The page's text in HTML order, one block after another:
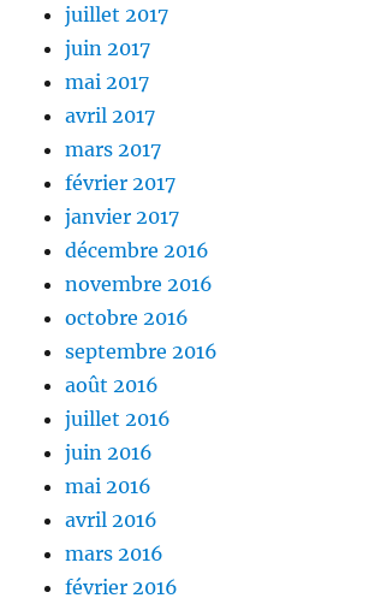
juillet 2017
juin 2017
mai 2017
avril 2017
mars 2017
février 2017
janvier 2017
décembre 2016
novembre 2016
octobre 2016
septembre 2016
août 2016
juillet 2016
juin 2016
mai 2016
avril 2016
mars 2016
février 2016